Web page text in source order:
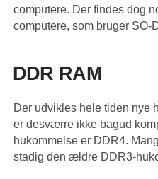
computere. Der findes dog
computere, som bruger SO-
DDR RAM
Der udvikles hele tiden nye
er desværre ikke bagud
hukommelse er DDR4.
stadig den ældre DDR3-